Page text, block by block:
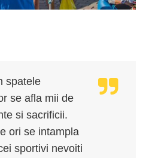
spatele
se afla mii de
si sacrificii.
ori se intampla
sportivi nevoiti